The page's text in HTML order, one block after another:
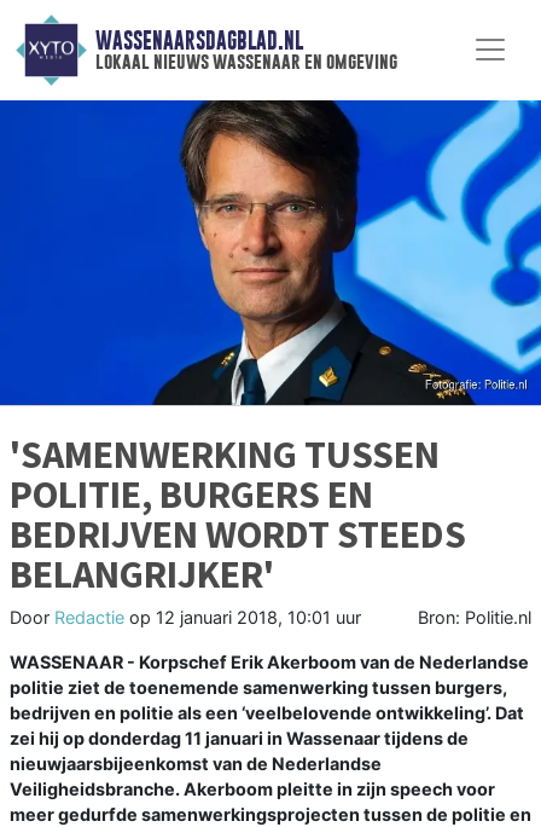
WASSENAARSDAGBLAD.NL
lokaal nieuws wassenaar en omgeving
'SAMENWERKING TUSSEN
POLITIE, BURGERS EN
BEDRIJVEN WORDT STEEDS
BELANGRIJKER'
Door Redactie op 12 januari 2018, 10:01 uur Bron: Politie.nl
WASSENAAR - Korpschef Erik Akerboom van de Nederlandse
politie ziet de toenemende samenwerking tussen burgers,
bedrijven en politie als een ‘veelbelovende ontwikkeling’. Dat
zei hij op donderdag 11 januari in Wassenaar tijdens de
nieuwjaarsbijeenkomst van de Nederlandse
Veiligheidsbranche. Akerboom pleitte in zijn speech voor
meer gedurfde samenwerkingsprojecten tussen de politie en